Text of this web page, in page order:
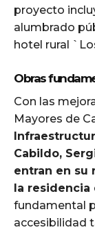
proyecto
alumbrado
hotel rural
Obras
Con las
Mayores de
Cabildo,
entran en su
la residencia
fundamental
accesibilidad